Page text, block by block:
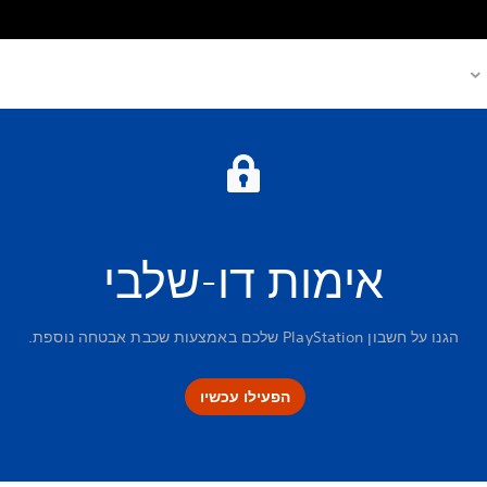
אימות דו-שלבי
הגנו על חשבון PlayStation שלכם באמצעות שכבת אבטחה נוספת.
הפעילו עכשיו